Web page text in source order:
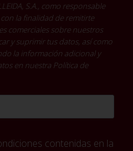
S.A., como responsable
la finalidad de remitirte
comerciales sobre nuestros
y suprimir tus datos, así como
la información adicional y
en nuestra Política de
contenidas en la